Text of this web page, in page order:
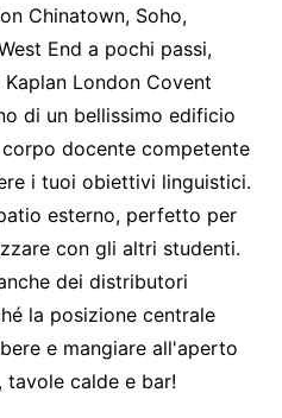
Chinatown, Soho,
End a pochi passi,
London Covent
di un bellissimo edificio
docente competente
i tuoi obiettivi linguistici.
esterno, perfetto per
con gli altri studenti.
dei distributori
la posizione centrale
e mangiare all'aperto
calde e bar!